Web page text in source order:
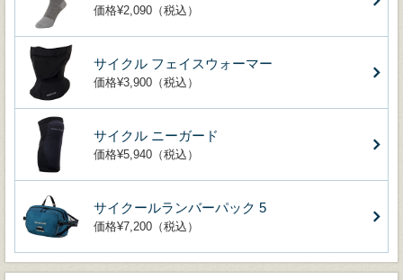
価格¥2,090（税込）
サイクル フェイスウォーマー
価格¥3,900（税込）
サイクル ニーガード
価格¥5,940（税込）
サイクールランバーパック 5
価格¥7,200（税込）